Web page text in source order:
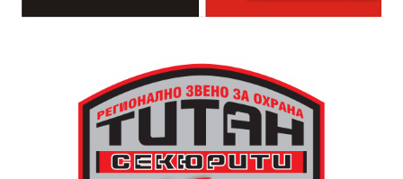
новата кула. Архитект Илия Лефтеров е трябвало да
търси подходящо място за нейното изграждане, тъй
като до средата на 80-те години на нейното
оригинално място вече били построени сградите на
Община Дряново и на полицията.